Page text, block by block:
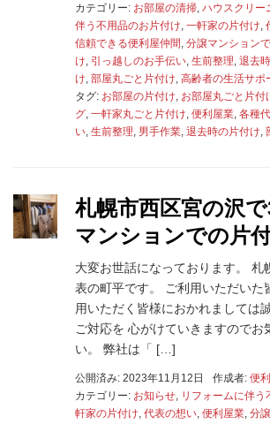
カテゴリー: お部屋の清掃 ハウスクリー
伴う不用品のお片付け 一軒家の片付け
信頼できる便利屋仲間 分譲マンション
け 引っ越しのお手伝い 生前整理 退去
け 部屋丸ごと片付け 高齢者の生活サポ
タグ: お部屋の片付け お部屋丸ごと片付
グ 一軒家丸ごと片付け 便利屋業 各種
い 生前整理 男手作業 退去時の片付け
札幌市西区宮の沢
マンションでの片
大変お世話になっております。 札
表の町平です。 ご利用いただいた
用いただく皆様におかれましては
ご対応を 心がけていきますのでお
い。 弊社は「 […]
公開済み: 2023年11月12日 作成者: 便
カテゴリー: お知らせ, リフォームに伴う
軒家の片付け, 代表の想い, 便利屋業, 分